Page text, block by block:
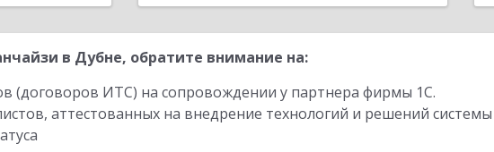
в Дубне, обратите внимание на:
(договоров ИТС) на сопровождении у партнера фирмы 1С.
аттестованных на внедрение технологий и решений